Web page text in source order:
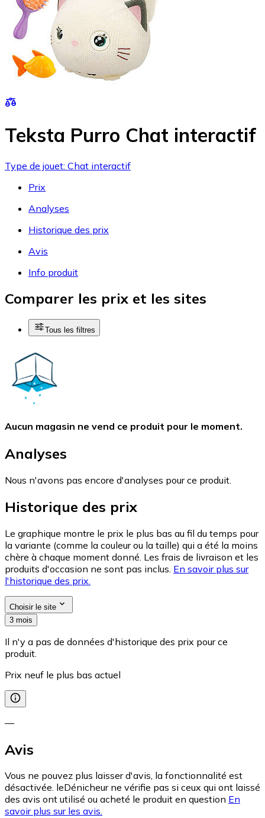
Teksta Purro Chat interactif
Type de jouet: Chat interactif
Prix
Analyses
Historique des prix
Avis
Info produit
Comparer les prix et les sites
Tous les filtres
Aucun magasin ne vend ce produit pour le moment.
Analyses
Nous n'avons pas encore d'analyses pour ce produit.
Historique des prix
Le graphique montre le prix le plus bas au fil du temps pour
la variante (comme la couleur ou la taille) qui a été la moins
chère à chaque moment donné. Les frais de livraison et les
produits d'occasion ne sont pas inclus. En savoir plus sur
l'historique des prix.
Choisir le site
3 mois
Il n'y a pas de données d'historique des prix pour ce
produit.
Prix neuf le plus bas actuel
—
Avis
Vous ne pouvez plus laisser d'avis, la fonctionnalité est
désactivée. leDénicheur ne vérifie pas si ceux qui ont laissé
des avis ont utilisé ou acheté le produit en question En
savoir plus sur les avis.